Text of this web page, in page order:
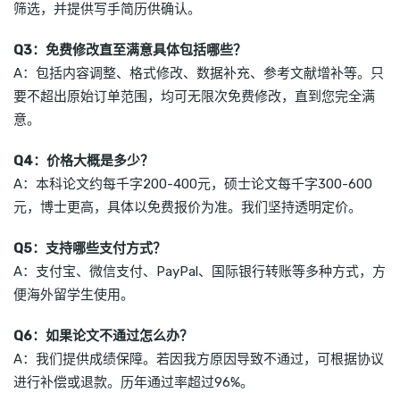
筛选，并提供写手简历供确认。
Q3：免费修改直至满意具体包括哪些？
A：包括内容调整、格式修改、数据补充、参考文献增补等。只
要不超出原始订单范围，均可无限次免费修改，直到您完全满
意。
Q4：价格大概是多少？
A：本科论文约每千字200-400元，硕士论文每千字300-600
元，博士更高，具体以免费报价为准。我们坚持透明定价。
Q5：支持哪些支付方式？
A：支付宝、微信支付、PayPal、国际银行转账等多种方式，方
便海外留学生使用。
Q6：如果论文不通过怎么办？
A：我们提供成绩保障。若因我方原因导致不通过，可根据协议
进行补偿或退款。历年通过率超过96%。